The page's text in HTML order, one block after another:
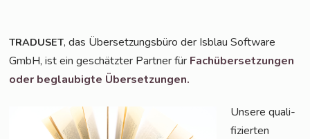
TRADUSET, das Über­set­zungs­bü­ro der Isblau Soft­ware
GmbH, ist ein geschätz­ter Part­ner für Fach­über­set­zun­gen
oder beglau­big­te Übersetzungen.
Unse­re qua­li­
fi­zier­ten